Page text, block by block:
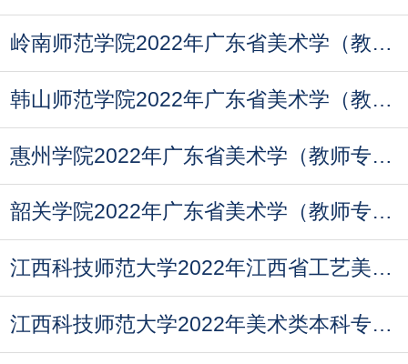
岭南师范学院2022年广东省美术学（教师专项计划）
韩山师范学院2022年广东省美术学（教师专项计划）
惠州学院2022年广东省美术学（教师专项计划）录取
韶关学院2022年广东省美术学（教师专项计划）录取
江西科技师范大学2022年江西省工艺美术（公费职教
江西科技师范大学2022年美术类本科专业录取分数线